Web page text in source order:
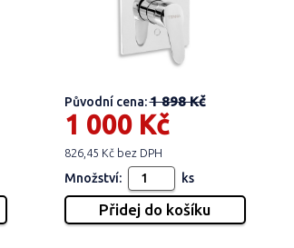
Původní cena:1 898 Kč
1 000 Kč
826,45 Kč bez DPH
Množství: ks